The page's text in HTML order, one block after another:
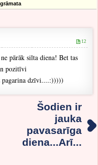
12
pārāk silta diena! Bet tas
pozitīvi
pagarina dzīvi....:)))))
Šodien ir
jauka
pavasarīga
diena...Arī...